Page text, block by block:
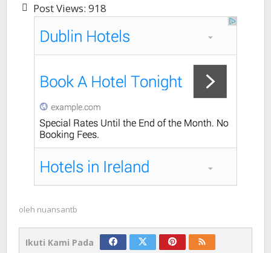
Post Views: 918
oleh nuansantb
Ikuti Kami Pada